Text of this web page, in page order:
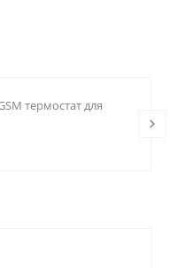
термостат для